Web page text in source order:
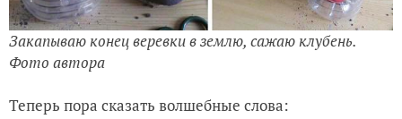
Закапываю конец веревки в землю, сажаю клубень.
Фото автора
Теперь пора сказать волшебные слова: